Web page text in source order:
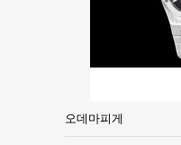
오데마피게